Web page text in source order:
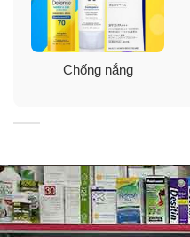
Beach Defense SPF
Xịt thường xuyên lên da
ánh nắng mặt trời.
Chống nắng